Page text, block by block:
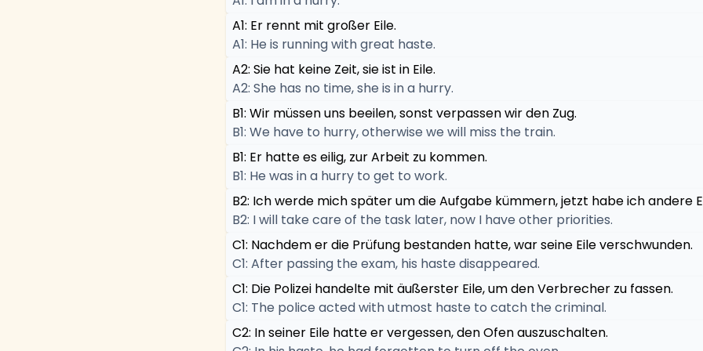
A1: Er rennt mit großer Eile.
A1: He is running with great haste.
A2: Sie hat keine Zeit, sie ist in Eile.
A2: She has no time, she is in a hurry.
B1: Wir müssen uns beeilen, sonst verpassen wir den Zug.
B1: We have to hurry, otherwise we will miss the train.
B1: Er hatte es eilig, zur Arbeit zu kommen.
B1: He was in a hurry to get to work.
B2: Ich werde mich später um die Aufgabe kümmern, jetzt habe ich andere
B2: I will take care of the task later, now I have other priorities.
C1: Nachdem er die Prüfung bestanden hatte, war seine Eile verschwunden.
C1: After passing the exam, his haste disappeared.
C1: Die Polizei handelte mit äußerster Eile, um den Verbrecher zu fassen.
C1: The police acted with utmost haste to catch the criminal.
C2: In seiner Eile hatte er vergessen, den Ofen auszuschalten.